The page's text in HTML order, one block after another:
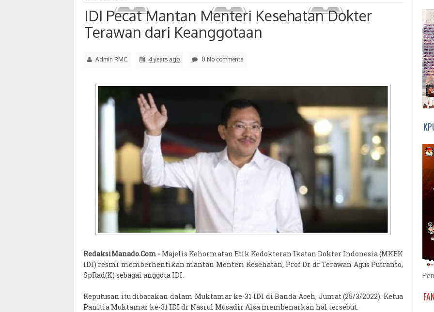
IDI Pecat Mantan Menteri Kesehatan Dokter
Terawan dari Keanggotaan
Admin RMC 4 years ago 0 No comments
RedaksiManado.Com - Majelis Kehormatan Etik Kedokteran Ikatan Dokter Indonesia (MKEK
IDI) resmi memberhentikan mantan Menteri Kesehatan, Prof Dr dr Terawan Agus Putranto,
SpRad(K) sebagai anggota IDI.
Keputusan itu dibacakan dalam Muktamar ke-31 IDI di Banda Aceh, Jumat (25/3/2022). Ketua
Panitia Muktamar ke-31 IDI dr Nasrul Musadir Alsa membenarkan hal tersebut.